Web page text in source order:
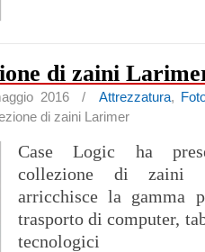
di zaini
2016 /Attrezzatura,
di zaini Larimer
Case Logic ha
collezione di zaini
arricchisce la gamma
trasporto di computer,
tecnologici